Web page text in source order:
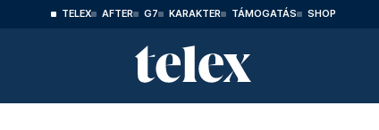
TELEX AFTER G7 KARAKTER TÁMOGATÁS SHOP